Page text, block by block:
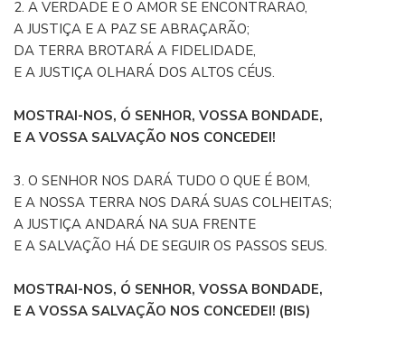
2. A VERDADE E O AMOR SE ENCONTRARÃO,
A JUSTIÇA E A PAZ SE ABRAÇARÃO;
DA TERRA BROTARÁ A FIDELIDADE,
E A JUSTIÇA OLHARÁ DOS ALTOS CÉUS.
MOSTRAI-NOS, Ó SENHOR, VOSSA BONDADE,
E A VOSSA SALVAÇÃO NOS CONCEDEI!
3. O SENHOR NOS DARÁ TUDO O QUE É BOM,
E A NOSSA TERRA NOS DARÁ SUAS COLHEITAS;
A JUSTIÇA ANDARÁ NA SUA FRENTE
E A SALVAÇÃO HÁ DE SEGUIR OS PASSOS SEUS.
MOSTRAI-NOS, Ó SENHOR, VOSSA BONDADE,
E A VOSSA SALVAÇÃO NOS CONCEDEI! (BIS)